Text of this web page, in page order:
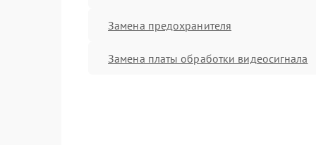
Замена предохранителя
Замена платы обработки видеосигнала